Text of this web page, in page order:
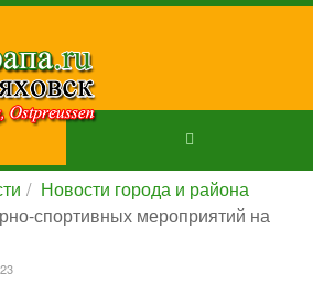
Новости города и района
спортивных мероприятий на